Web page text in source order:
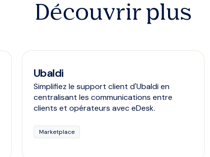
Découvrir plus
Ubaldi
Simplifiez le support client d'Ubaldi en
centralisant les communications entre
clients et opérateurs avec eDesk.
Marketplace